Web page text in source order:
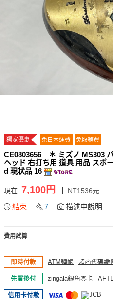
獨家優惠 免日本運費 免服務費
CE0803656 ＊ ミズノ MS303
ヘッド 右打ち用 道具 用品 スポ
d 現状品 16
現在 7,100円 NT1536元
結束 7 描述中說明
費用試算
即時付款 ATM轉帳 超商代碼繳
先買後付 zingala銀角零卡
信用卡付款